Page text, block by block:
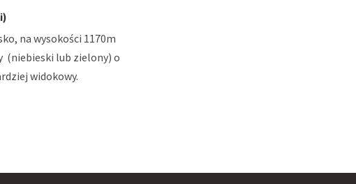
na wysokości 1170m
(niebieski lub zielony) o
widokowy.